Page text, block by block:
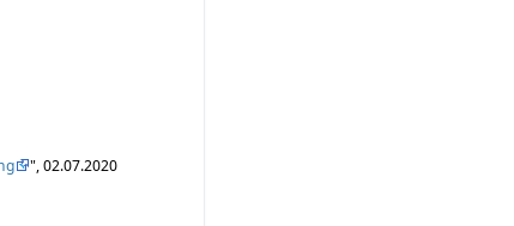
", 02.07.2020